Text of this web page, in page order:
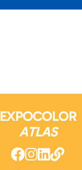
EXPOCOLOR
ATLAS